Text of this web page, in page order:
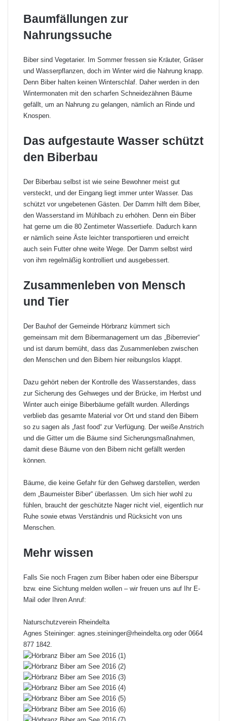
Baumfällungen zur
Nahrungssuche
Biber sind Vegetarier. Im Sommer fressen sie Kräuter, Gräser
und Wasserpflanzen, doch im Winter wird die Nahrung knapp.
Denn Biber halten keinen Winterschlaf. Daher werden in den
Wintermonaten mit den scharfen Schneidezähnen Bäume
gefällt, um an Nahrung zu gelangen, nämlich an Rinde und
Knospen.
Das aufgestaute Wasser schützt
den Biberbau
Der Biberbau selbst ist wie seine Bewohner meist gut
versteckt, und der Eingang liegt immer unter Wasser. Das
schützt vor ungebetenen Gästen. Der Damm hilft dem Biber,
den Wasserstand im Mühlbach zu erhöhen. Denn ein Biber
hat gerne um die 80 Zentimeter Wassertiefe. Dadurch kann
er nämlich seine Äste leichter transportieren und erreicht
auch sein Futter ohne weite Wege. Der Damm selbst wird
von ihm regelmäßig kontrolliert und ausgebessert.
Zusammenleben von Mensch
und Tier
Der Bauhof der Gemeinde Hörbranz kümmert sich
gemeinsam mit dem Bibermanagement um das „Biberrevier“
und ist darum bemüht, dass das Zusammenleben zwischen
den Menschen und den Bibern hier reibungslos klappt.
Dazu gehört neben der Kontrolle des Wasserstandes, dass
zur Sicherung des Gehweges und der Brücke, im Herbst und
Winter auch einige Biberbäume gefällt wurden. Allerdings
verblieb das gesamte Material vor Ort und stand den Bibern
so zu sagen als „fast food“ zur Verfügung. Der weiße Anstrich
und die Gitter um die Bäume sind Sicherungsmaßnahmen,
damit diese Bäume von den Bibern nicht gefällt werden
können.
Bäume, die keine Gefahr für den Gehweg darstellen, werden
dem „Baumeister Biber“ überlassen. Um sich hier wohl zu
fühlen, braucht der geschützte Nager nicht viel, eigentlich nur
Ruhe sowie etwas Verständnis und Rücksicht von uns
Menschen.
Mehr wissen
Falls Sie noch Fragen zum Biber haben oder eine Biberspur
bzw. eine Sichtung melden wollen – wir freuen uns auf Ihr E-
Mail oder Ihren Anruf:
Naturschutzverein Rheindelta
Agnes Steininger: agnes.steininger@rheindelta.org oder 0664
877 1842.